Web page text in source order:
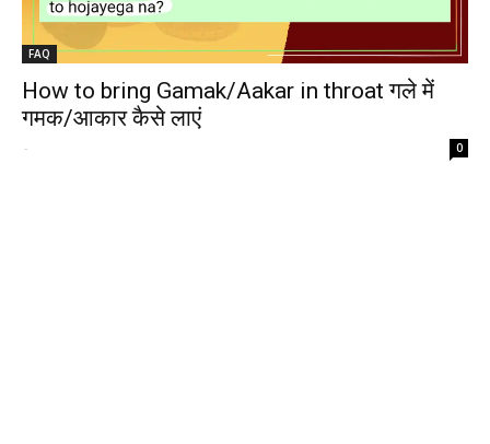
FAQ
How to bring Gamak/Aakar in throat गले में
गमक/आकार कैसे लाएं
- 0